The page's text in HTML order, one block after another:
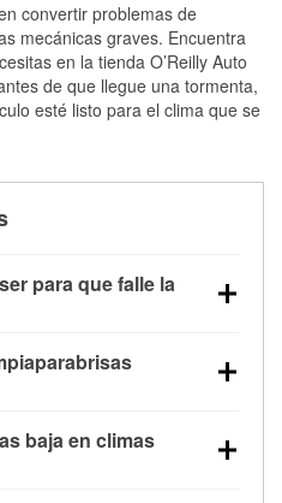
convertir problemas de
mecánicas graves. Encuentra
en la tienda O’Reilly Auto
de que llegue una tormenta,
esté listo para el clima que se
para que falle la
perder hasta la mitad de
de los 0 °F, lo que
la sal y la nieve
mejorar la visibilidad.
baja en climas